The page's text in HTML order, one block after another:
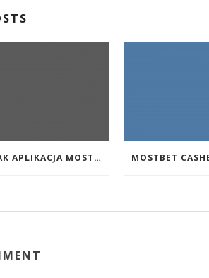
JAK APLIKACJA MOSTBET WSPIERA UŻYTKOWNIKÓW ANDROIDA?